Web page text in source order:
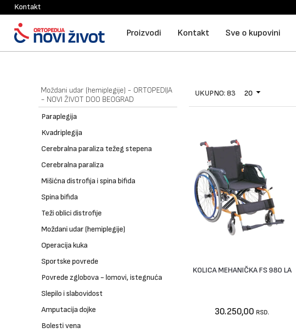
Kontakt
Proizvodi Kontakt Sve o kupovini
Moždani udar (hemiplegije) - ORTOPEDIJA
- NOVI ŽIVOT DOO BEOGRAD
Paraplegija
Kvadriplegija
Cerebralna paraliza težeg stepena
Cerebralna paraliza
Mišićna distrofija i spina bifida
Spina bifida
Teži oblici distrofije
Moždani udar (hemiplegije)
Operacija kuka
Sportske povrede
Povrede zglobova - lomovi, istegnuća
Slepilo i slabovidost
Amputacija dojke
Bolesti vena
UKUPNO: 83 20
Vidi artikal
KOLICA MEHANIČKA FS 980 LA
30.250,00RSD.